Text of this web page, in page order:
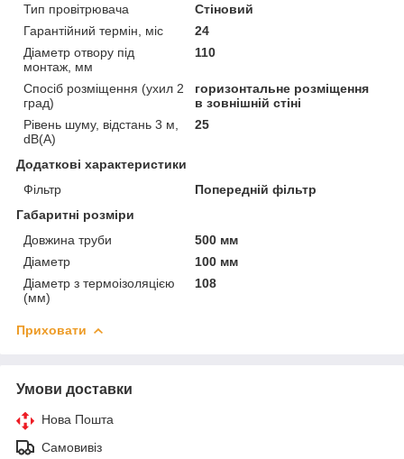
Тип провітрювача
Стіновий
Гарантійний термін, міс
24
Діаметр отвору під
монтаж, мм
110
Спосіб розміщення (ухил 2
град)
горизонтальне розміщення
в зовнішній стіні
Рівень шуму, відстань 3 м,
dB(A)
25
Додаткові характеристики
Фільтр
Попередній фільтр
Габаритні розміри
Довжина труби
500 мм
Діаметр
100 мм
Діаметр з термоізоляцією
(мм)
108
Приховати
Умови доставки
Нова Пошта
Самовивіз